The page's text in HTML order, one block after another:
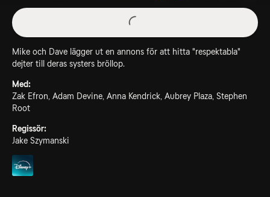
Mike och Dave lägger ut en annons för att hitta "respektabla"
dejter till deras systers bröllop.
Med:
Zak Efron, Adam Devine, Anna Kendrick, Aubrey Plaza, Stephen
Root
Regissör:
Jake Szymanski